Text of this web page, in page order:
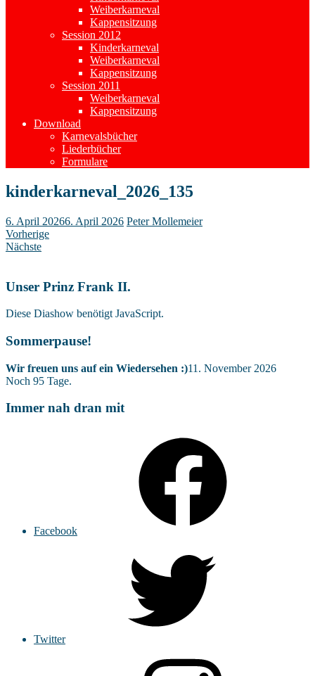
Weiberkarneval
Kappensitzung
Session 2012
Kinderkarneval
Weiberkarneval
Kappensitzung
Session 2011
Weiberkarneval
Kappensitzung
Download
Karnevalsbücher
Liederbücher
Formulare
kinderkarneval_2026_135
6. April 20266. April 2026 Peter Mollemeier
Vorherige
Nächste
Unser Prinz Frank II.
Diese Diashow benötigt JavaScript.
Sommerpause!
Wir freuen uns auf ein Wiedersehen :)11. November 2026
Noch 95 Tage.
Immer nah dran mit
Facebook
Twitter